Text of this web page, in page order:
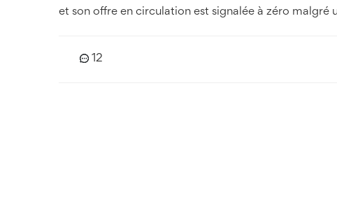
et son offre en circulation est signalée à zéro malgré
12